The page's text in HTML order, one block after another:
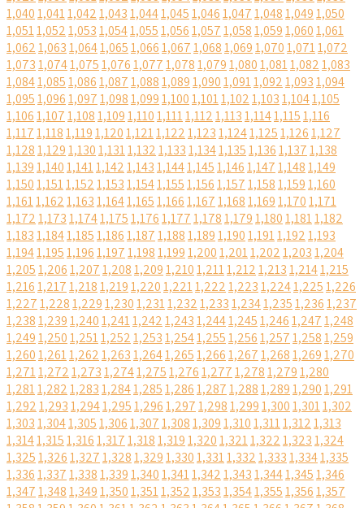
1,0401,0411,0421,0431,0441,0451,0461,0471,0481,0491,050
1,0511,0521,0531,0541,0551,0561,0571,0581,0591,0601,061
1,0621,0631,0641,0651,0661,0671,0681,0691,0701,0711,072
1,0731,0741,0751,0761,0771,0781,0791,0801,0811,0821,083
1,0841,0851,0861,0871,0881,0891,0901,0911,0921,0931,094
1,0951,0961,0971,0981,0991,1001,1011,1021,1031,1041,105
1,1061,1071,1081,1091,1101,1111,1121,1131,1141,1151,116
1,1171,1181,1191,1201,1211,1221,1231,1241,1251,1261,127
1,1281,1291,1301,1311,1321,1331,1341,1351,1361,1371,138
1,1391,1401,1411,1421,1431,1441,1451,1461,1471,1481,149
1,1501,1511,1521,1531,1541,1551,1561,1571,1581,1591,160
1,1611,1621,1631,1641,1651,1661,1671,1681,1691,1701,171
1,1721,1731,1741,1751,1761,1771,1781,1791,1801,1811,182
1,1831,1841,1851,1861,1871,1881,1891,1901,1911,1921,193
1,1941,1951,1961,1971,1981,1991,2001,2011,2021,2031,204
1,2051,2061,2071,2081,2091,2101,2111,2121,2131,2141,215
1,2161,2171,2181,2191,2201,2211,2221,2231,2241,2251,226
1,2271,2281,2291,2301,2311,2321,2331,2341,2351,2361,237
1,2381,2391,2401,2411,2421,2431,2441,2451,2461,2471,248
1,2491,2501,2511,2521,2531,2541,2551,2561,2571,2581,259
1,2601,2611,2621,2631,2641,2651,2661,2671,2681,2691,270
1,2711,2721,2731,2741,2751,2761,2771,2781,2791,280
1,2811,2821,2831,2841,2851,2861,2871,2881,2891,2901,291
1,2921,2931,2941,2951,2961,2971,2981,2991,3001,3011,302
1,3031,3041,3051,3061,3071,3081,3091,3101,3111,3121,313
1,3141,3151,3161,3171,3181,3191,3201,3211,3221,3231,324
1,3251,3261,3271,3281,3291,3301,3311,3321,3331,3341,335
1,3361,3371,3381,3391,3401,3411,3421,3431,3441,3451,346
1,3471,3481,3491,3501,3511,3521,3531,3541,3551,3561,357